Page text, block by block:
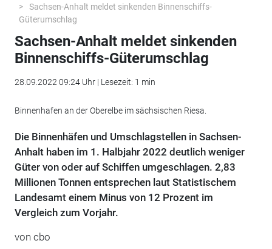
Sachsen-Anhalt meldet sinkenden Binnenschiffs-
Güterumschlag
Sachsen-Anhalt meldet sinkenden
Binnenschiffs-Güterumschlag
28.09.2022 09:24 Uhr | Lesezeit: 1 min
Binnenhafen an der Oberelbe im sächsischen Riesa.
Die Binnenhäfen und Umschlagstellen in Sachsen-
Anhalt haben im 1. Halbjahr 2022 deutlich weniger
Güter von oder auf Schiffen umgeschlagen. 2,83
Millionen Tonnen entsprechen laut Statistischem
Landesamt einem Minus von 12 Prozent im
Vergleich zum Vorjahr.
von cbo